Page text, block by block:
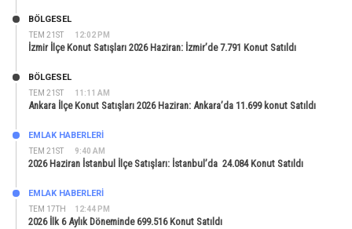
TEM 21ST 12:02 PM
BÖLGESEL
İzmir İlçe Konut Satışları 2026 Haziran: İzmir’de 7.791 Konut Satıldı
TEM 21ST 11:11 AM
BÖLGESEL
Ankara İlçe Konut Satışları 2026 Haziran: Ankara’da 11.699 konut Satıldı
TEM 21ST 9:40 AM
EMLAK HABERLERI
2026 Haziran İstanbul İlçe Satışları: İstanbul’da 24.084 Konut Satıldı
TEM 17TH 12:44 PM
EMLAK HABERLERI
2026 İlk 6 Aylık Döneminde 699.516 Konut Satıldı